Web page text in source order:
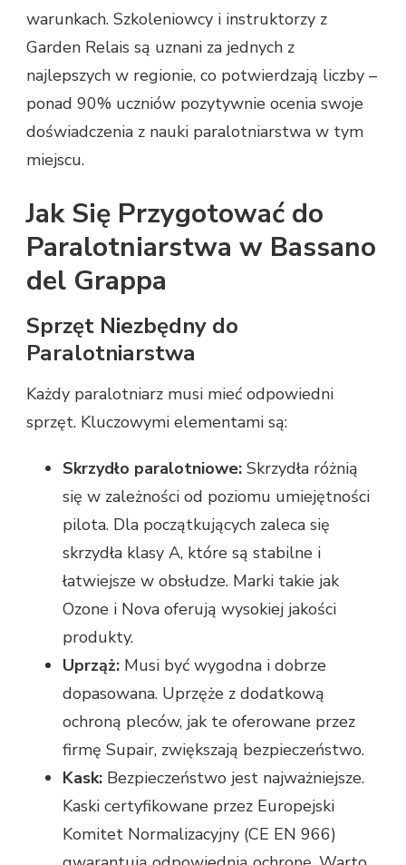
warunkach. Szkoleniowcy i instruktorzy z
Garden Relais są uznani za jednych z
najlepszych w regionie, co potwierdzają liczby –
ponad 90% uczniów pozytywnie ocenia swoje
doświadczenia z nauki paralotniarstwa w tym
miejscu.
Jak Się Przygotować do
Paralotniarstwa w Bassano
del Grappa
Sprzęt Niezbędny do
Paralotniarstwa
Każdy paralotniarz musi mieć odpowiedni
sprzęt. Kluczowymi elementami są:
Skrzydło paralotniowe: Skrzydła różnią
się w zależności od poziomu umiejętności
pilota. Dla początkujących zaleca się
skrzydła klasy A, które są stabilne i
łatwiejsze w obsłudze. Marki takie jak
Ozone i Nova oferują wysokiej jakości
produkty.
Uprząż: Musi być wygodna i dobrze
dopasowana. Uprzęże z dodatkową
ochroną pleców, jak te oferowane przez
firmę Supair, zwiększają bezpieczeństwo.
Kask: Bezpieczeństwo jest najważniejsze.
Kaski certyfikowane przez Europejski
Komitet Normalizacyjny (CE EN 966)